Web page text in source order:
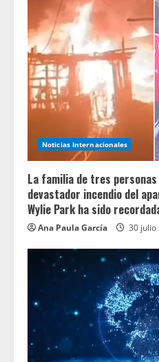
Noticias Internacionales
La familia de tres
devastador incendio del
Wylie Park ha sido
Ana Paula García 30 julio